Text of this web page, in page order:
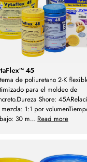
45
de poliuretano 2-K
para el moldeo de
Shore:
1:1 por
30 m... Read more